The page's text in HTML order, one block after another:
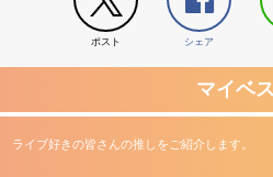
ポスト シェア
マイベ
ライブ好きの皆さんの推しをご紹介します。